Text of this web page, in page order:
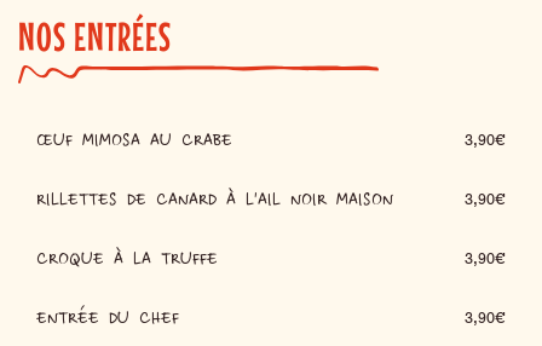
NOS ENTRÉES
ŒUF MIMOSA AU CRABE 3,90€
RILLETTES DE CANARD À L'AIL NOIR MAISON 3,90€
CROQUE À LA TRUFFE 3,90€
ENTRÉE DU CHEF 3,90€